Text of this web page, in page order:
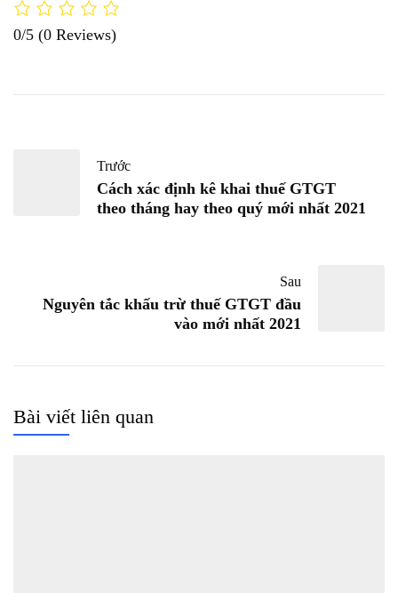
0/5 (0 Reviews)
Trước
Cách xác định kê khai thuế GTGT
theo tháng hay theo quý mới nhất 2021
Sau
Nguyên tắc khấu trừ thuế GTGT đầu
vào mới nhất 2021
Bài viết liên quan